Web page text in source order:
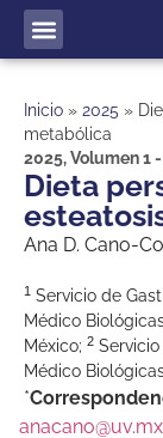
Inicio » 2025 »
metabólica
2025,Volumen 1
Dieta
Ana D. Cano-
1 Servicio de
Médico
México; 2
Médico
*
anacano@uv.mx